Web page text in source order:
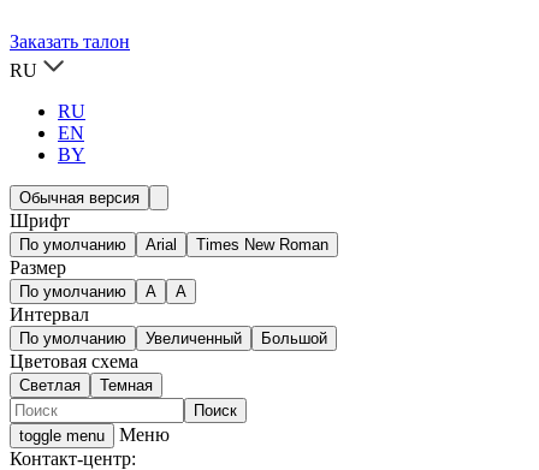
Заказать талон
RU
RU
EN
BY
Обычная версия
Шрифт
По умолчанию Arial Times New Roman
Размер
По умолчанию A A
Интервал
По умолчанию Увеличенный Большой
Цветовая схема
Светлая Темная
toggle menu
Меню
Контакт-центр: